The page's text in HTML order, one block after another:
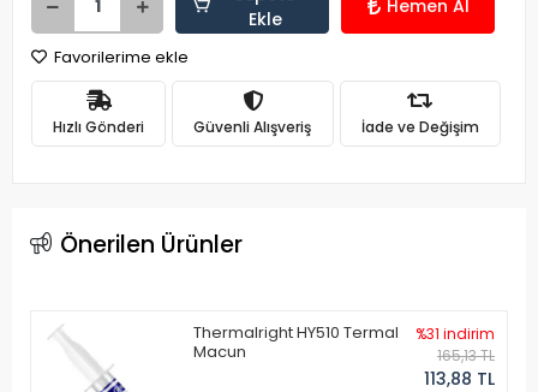
Ekle
Hemen Al
Favorilerime ekle
Hızlı Gönderi Güvenli Alışveriş İade ve Değişim
Önerilen Ürünler
Thermalright HY510 Termal
Macun
%31 indirim
165,13 TL
113,88 TL